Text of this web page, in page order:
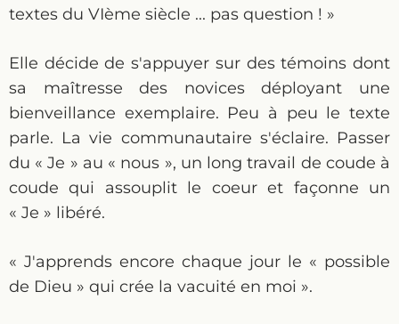
textes du VIème siècle ... pas question ! »
Elle décide de s'appuyer sur des témoins dont
sa maîtresse des novices déployant une
bienveillance exemplaire. Peu à peu le texte
parle. La vie communautaire s'éclaire. Passer
du « Je » au « nous », un long travail de coude à
coude qui assouplit le coeur et façonne un
« Je » libéré.
« J'apprends encore chaque jour le « possible
de Dieu » qui crée la vacuité en moi ».